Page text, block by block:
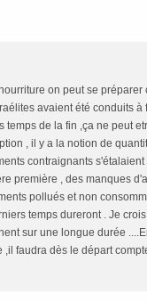
on peut se préparer
avaient été conduits à
de la fin ,ça ne peut
, il y a la notion de
contraignants
première , des manques
pollués et non
temps dureront . Je
sur une longue durée
faudra dès le départ